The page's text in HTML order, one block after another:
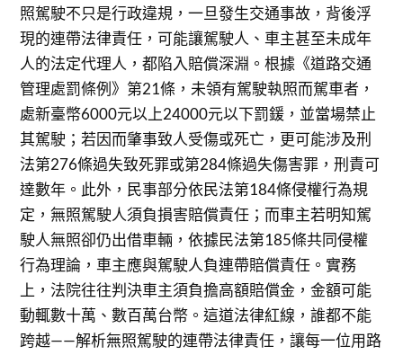
照駕駛不只是行政違規，一旦發生交通事故，背後浮
現的連帶法律責任，可能讓駕駛人、車主甚至未成年
人的法定代理人，都陷入賠償深淵。根據《道路交通
管理處罰條例》第21條，未領有駕駛執照而駕車者，
處新臺幣6000元以上24000元以下罰鍰，並當場禁止
其駕駛；若因而肇事致人受傷或死亡，更可能涉及刑
法第276條過失致死罪或第284條過失傷害罪，刑責可
達數年。此外，民事部分依民法第184條侵權行為規
定，無照駕駛人須負損害賠償責任；而車主若明知駕
駛人無照卻仍出借車輛，依據民法第185條共同侵權
行為理論，車主應與駕駛人負連帶賠償責任。實務
上，法院往往判決車主須負擔高額賠償金，金額可能
動輒數十萬、數百萬台幣。這道法律紅線，誰都不能
跨越——解析無照駕駛的連帶法律責任，讓每一位用路